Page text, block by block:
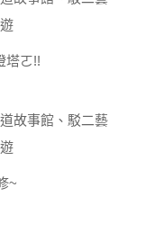
塔ㄛ!!
~